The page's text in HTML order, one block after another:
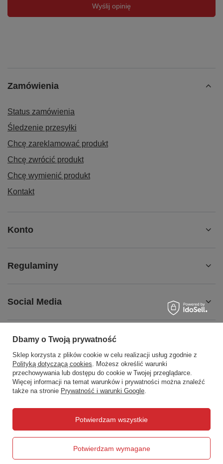
Wyślij opinię
Zamówienia
Status zamówienia
Śledzenie przesyłki
Chcę zareklamować produkt
Chcę zwrócić produkt
Chcę wymienić produkt
Kontakt
Konto
Regulaminy
Social Media
508372615 biuro@centrumwarsztatowe.pl
CentrumWarsztatowe.pl,Hetmańska 25 ,15-727 Białystok
Dbamy o Twoją prywatność
Sklep korzysta z plików cookie w celu realizacji usług zgodnie z
Polityką dotyczącą cookies. Możesz określić warunki
przechowywania lub dostępu do cookie w Twojej przeglądarce.
Więcej informacji na temat warunków i prywatności można znaleźć
także na stronie Prywatność i warunki Google.
Potwierdzam wymagane
Potwierdzam wszystkie